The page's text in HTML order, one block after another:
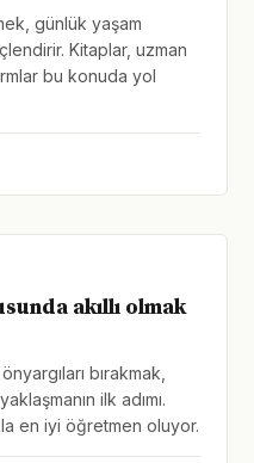
günlük yaşam
Kitaplar, uzman
bu konuda yol
akıllı olmak
bırakmak,
ilk adımı.
en iyi öğretmen oluyor.